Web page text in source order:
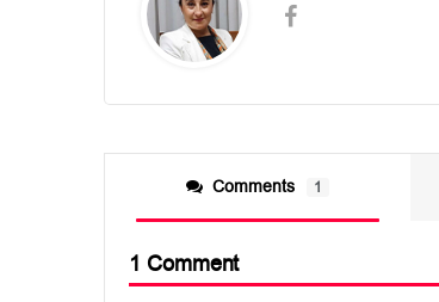
Comments 1
1 Comment